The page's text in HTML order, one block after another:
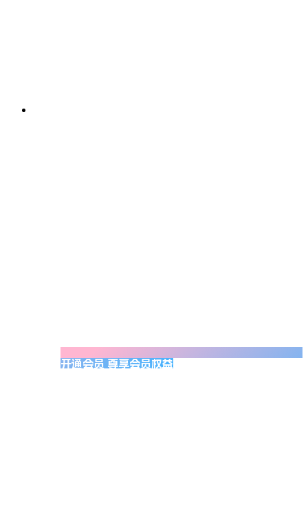
开通会员 尊享会员权益